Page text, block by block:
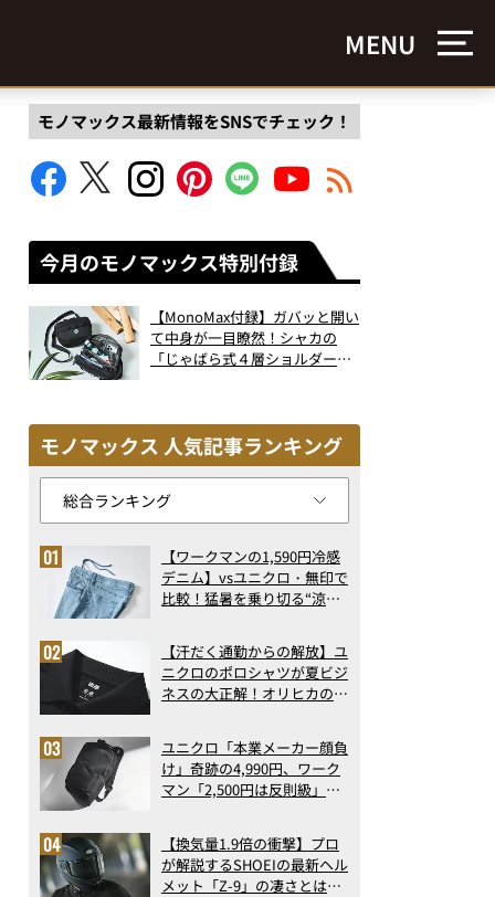
MENU
モノマックス最新情報をSNSでチェック！
今月のモノマックス特別付録
【MonoMax付録】ガバッと開い
て中身が一目瞭然！シャカの
「じゃばら式４層ショルダーバ
モノマックス 人気記事ランキング
【ワークマンの1,590円冷感
デニム】vsユニクロ・無印で
比較！猛暑を乗り切る“涼感
で決定版
【汗だく通勤からの解放】ユ
ニクロのポロシャツが夏ビジ
ネスの大正解！オリヒカの透
アの実力
ユニクロ「本業メーカー顔負
け」奇跡の4,990円、ワーク
マン「2,500円は反則級」凄
ト3】（2026年6月版）
【換気量1.9倍の衝撃】プロ
が解説するSHOEIの最新ヘル
メット「Z-9」の凄さとは？